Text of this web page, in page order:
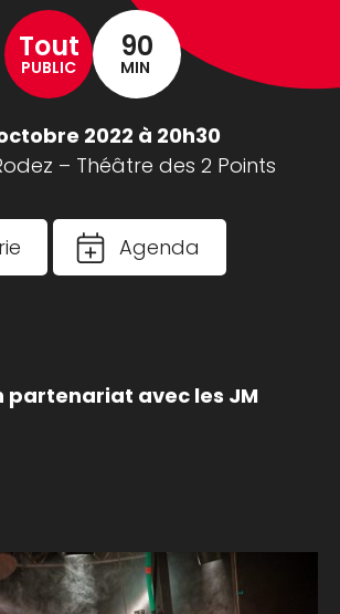
Tout
PUBLIC
90
MIN
2022 à 20h30
– Théâtre des 2 Points
Agenda
partenariat avec les JM